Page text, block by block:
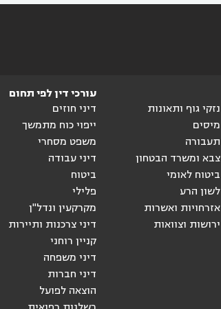
נזקי גוף ותאונות
מיסים
תעבורה
צבא ומשרד הבטחון
ביטוח לאומי
לשון הרע
אזרחויות ואשרות
ירושות וצוואות
עורכי דין לפי תחום
דיני חוזים
ייפוי כוח מתמשך
משפט מסחרי
דיני עבודה
ביטוח
פלילי
מקרקעין ונדל"ן
דיני צרכנות ותיירות
קניין רוחני
דיני משפחה
דיני חברות
הוצאה לפועל